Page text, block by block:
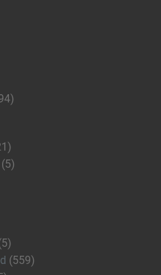
(5)
(559)